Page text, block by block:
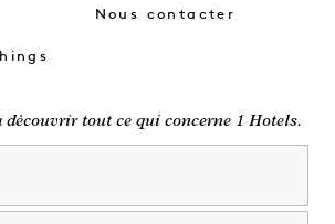
Nous contacter
découvrir tout ce qui concerne 1 Hotels.